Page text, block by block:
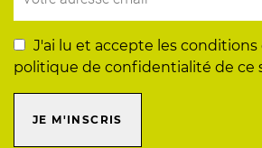
J'ai lu et accepte les
politique de confidentialité de ce
JE M'INSCRIS